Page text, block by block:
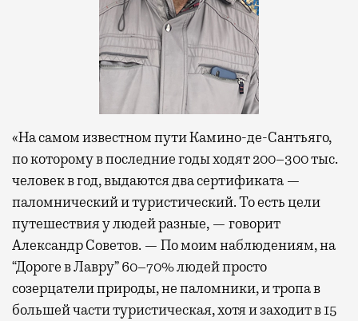
«На самом известном пути Камино-де-Сантьяго,
по которому в последние годы ходят 200–300 тыс.
человек в год, выдаются два сертификата —
паломнический и туристический. То есть цели
путешествия у людей разные, — говорит
Александр Советов. — По моим наблюдениям, на
“Дороге в Лавру” 60–70% людей просто
созерцатели природы, не паломники, и тропа в
большей части туристическая, хотя и заходит в 15